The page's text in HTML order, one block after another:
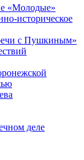
«Молодые»
историческое
с Пушкиным»
деле